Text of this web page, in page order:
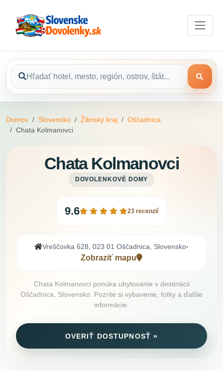
Domov Slovensko Žilinský kraj
Oščadnica
Chata Kolmanovci
Chata Kolmanovci
DOVOLENKOVÉ DOMY
9.6 23 recenzií
Vreščovka 628, 023 01 Oščadnica, Slovensko•
Zobraziť mapu
Chata Kolmanovci ponúka ubytovanie v destinácii
Oščadnica, Slovensko. Pozrite si vybavenie, fotky a ďalšie
informácie.
OVERIŤ DOSTUPNOSŤ »